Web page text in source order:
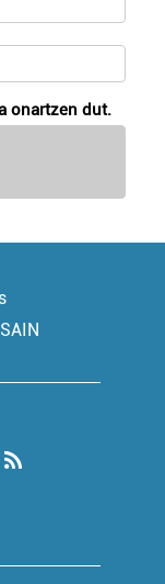
onartzen dut.